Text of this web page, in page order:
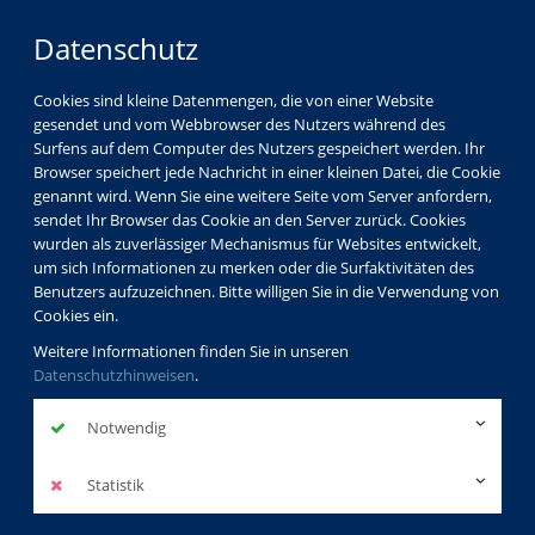
Datenschutz
Cookies sind kleine Datenmengen, die von einer Website
gesendet und vom Webbrowser des Nutzers während des
Surfens auf dem Computer des Nutzers gespeichert werden. Ihr
Browser speichert jede Nachricht in einer kleinen Datei, die Cookie
genannt wird. Wenn Sie eine weitere Seite vom Server anfordern,
sendet Ihr Browser das Cookie an den Server zurück. Cookies
wurden als zuverlässiger Mechanismus für Websites entwickelt,
um sich Informationen zu merken oder die Surfaktivitäten des
Benutzers aufzuzeichnen. Bitte willigen Sie in die Verwendung von
Cookies ein.
Weitere Informationen finden Sie in unseren
Datenschutzhinweisen.
Notwendig
Statistik